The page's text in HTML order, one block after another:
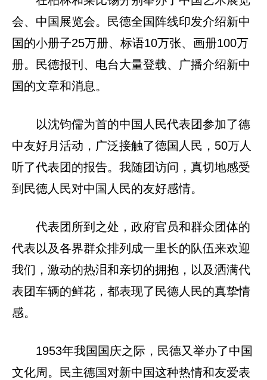
会、中国展览会。民德全国阵线印发介绍新中
国的小册子25万册、标语10万张、画册100万
册。民德报刊、电台大量登载、广播介绍新中
国的文章和消息。
以沈钧儒为首的中国人民代表团参加了德
中友好月活动，广泛接触了德国人民，50万人
听了代表团的报告。我随团访问，真切地感受
到民德人民对中国人民的友好感情。
代表团所到之处，政府官员和群众团体的
代表以及各界群众排列成一里长的队伍来欢迎
我们，激动的热泪和亲切的拥抱，以及洒满代
表团车辆的鲜花，都表现了民德人民的真挚情
感。
1953年我国国庆之际，民德又举办了中国
文化周。民主德国对新中国这种热情和友爱表